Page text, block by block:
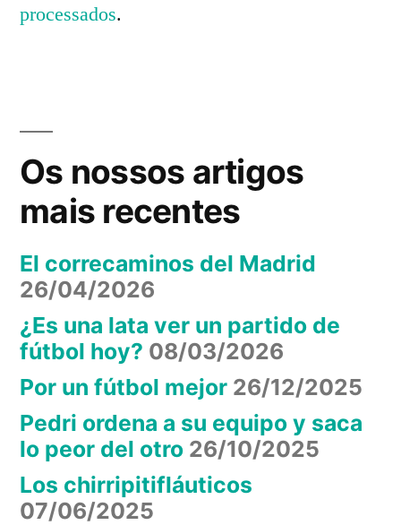
processados.
Os nossos artigos
mais recentes
El correcaminos del Madrid
26/04/2026
¿Es una lata ver un partido de
fútbol hoy? 08/03/2026
Por un fútbol mejor 26/12/2025
Pedri ordena a su equipo y saca
lo peor del otro 26/10/2025
Los chirripitifláuticos
07/06/2025